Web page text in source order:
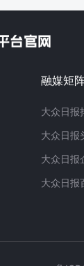
融媒矩
大众日报
大众日报
大众日报
大众日报